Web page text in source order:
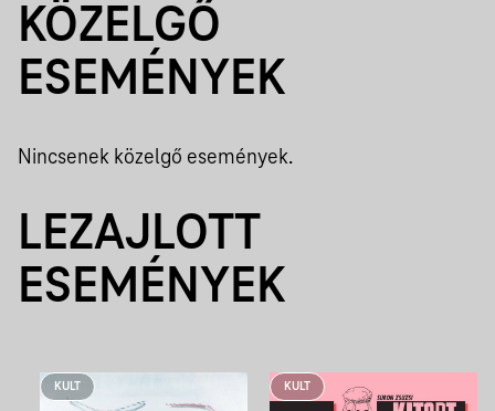
KÖZELGŐ
ESEMÉNYEK
Nincsenek közelgő események.
LEZAJLOTT
ESEMÉNYEK
KULT KULT